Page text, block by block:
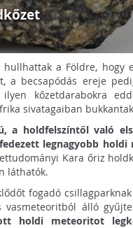
a Földre, hogy
a becsapódás ereje
kőzetdarabokra
sivatagaiban
a holdfelszíntől való
legnagyobb
Kara őriz
láthatók.
fogadó
álló
holdi meteoritot